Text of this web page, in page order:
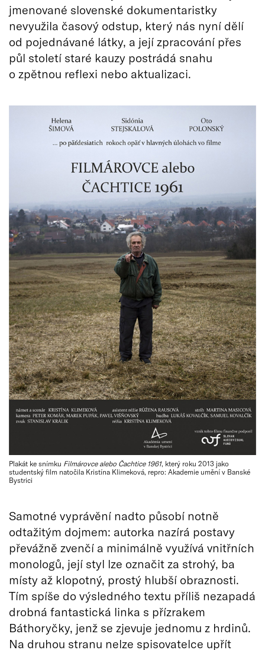
jmenované slovenské dokumentaristky
nevyužila časový odstup, který nás nyní dělí
od pojednávané látky, a její zpracování přes
půl století staré kauzy postrádá snahu
o zpětnou reflexi nebo aktualizaci.
Plakát ke snímku Filmárovce alebo Čachtice 1961, který roku 2013 jako
studentský film natočila Kristína Klimeková, repro: Akademie umění v Banské
Bystrici
Samotné vyprávění nadto působí notně
odtažitým dojmem: autorka nazírá postavy
převážně zvenčí a minimálně využívá vnitřních
monologů, její styl lze označit za strohý, ba
místy až klopotný, prostý hlubší obraznosti.
Tím spíše do výsledného textu příliš nezapadá
drobná fantastická linka s přízrakem
Báthoryčky, jenž se zjevuje jednomu z hrdinů.
Na druhou stranu nelze spisovatelce upřít